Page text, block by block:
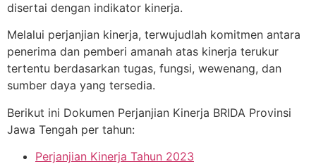
disertai dengan indikator kinerja.
Melalui perjanjian kinerja, terwujudlah komitmen antara
penerima dan pemberi amanah atas kinerja terukur
tertentu berdasarkan tugas, fungsi, wewenang, dan
sumber daya yang tersedia.
Berikut ini Dokumen Perjanjian Kinerja BRIDA Provinsi
Jawa Tengah per tahun:
Perjanjian Kinerja Tahun 2023